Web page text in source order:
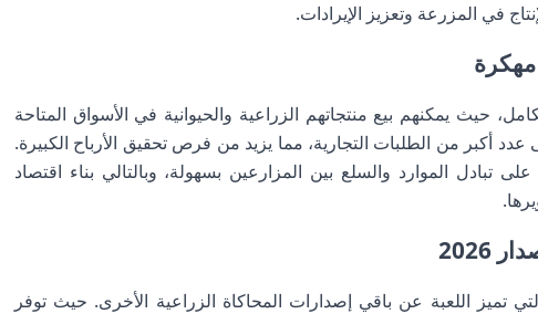
في المزرعة وتعزيز الإيرادات.
مهكرة
حيث يمكنهم بيع منتجاتهم الزراعية والحيوانية في الأسواق المتاحة
أكبر من الطلبات التجارية، مما يزيد من فرص تحقيق الأرباح الكبيرة.
تبادل الموارد والسلع بين المزارعين بسهولة، وبالتالي بناء اقتصاد
تميز اللعبة عن باقي إصدارات المحاكاة الزراعية الأخرى. حيث توفر